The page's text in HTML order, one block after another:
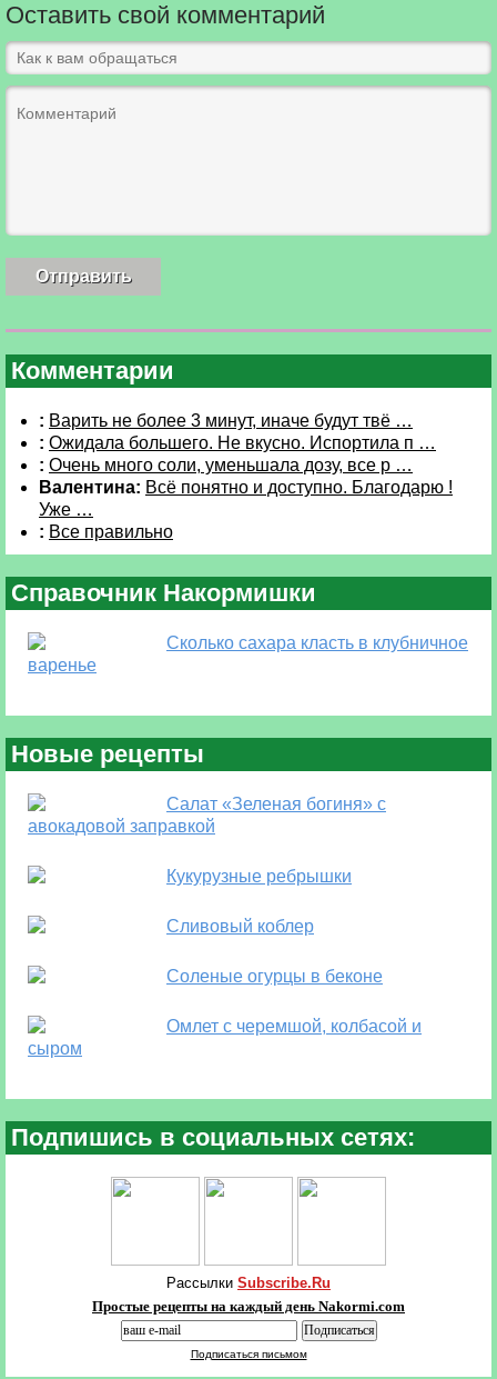
Оставить свой комментарий
Комментарии
: Варить не более 3 минут, иначе будут твё …
: Ожидала большего. Не вкусно. Испортила п …
: Очень много соли, уменьшала дозу, все р …
Валентина: Всё понятно и доступно. Благодарю !
Уже …
: Все правильно
Справочник Накормишки
Сколько сахара класть в клубничное
варенье
Новые рецепты
Салат «Зеленая богиня» с
авокадовой заправкой
Кукурузные ребрышки
Сливовый коблер
Соленые огурцы в беконе
Омлет с черемшой, колбасой и
сыром
Подпишись в социальных сетях:
Рассылки Subscribe.Ru
Простые рецепты на каждый день Nakormi.com
Подписаться письмом